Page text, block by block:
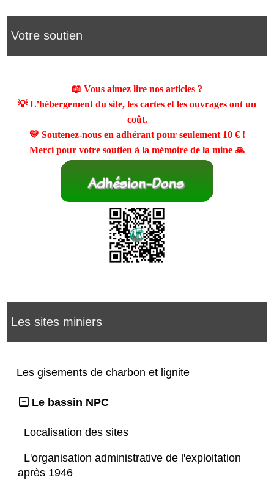
Votre soutien
📖 Vous aimez lire nos articles ?
💡 L’hébergement du site, les cartes et les ouvrages ont un
coût.
💛 Soutenez-nous en adhérant pour seulement 10 €!
Merci pour votre soutien à la mémoire de la mine 🙏
Les sites miniers
Les gisements de charbon et lignite
Le bassin NPC
Localisation des sites
L'organisation administrative de l'exploitation
après 1946